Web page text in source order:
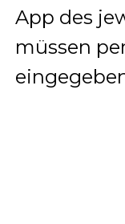
App des
müssen